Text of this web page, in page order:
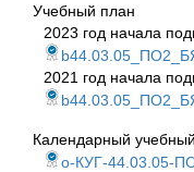
Учебный план
2023 год начала
2021 год начала
Календарный
о-КУГ-44.03.05-